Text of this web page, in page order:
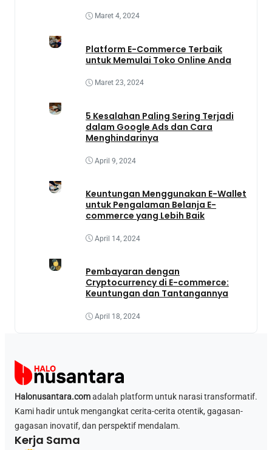
Maret 4, 2024
Platform E-Commerce Terbaik
untuk Memulai Toko Online Anda
Maret 23, 2024
5 Kesalahan Paling Sering Terjadi
dalam Google Ads dan Cara
Menghindarinya
April 9, 2024
Keuntungan Menggunakan E-Wallet
untuk Pengalaman Belanja E-
commerce yang Lebih Baik
April 14, 2024
Pembayaran dengan
Cryptocurrency di E-commerce:
Keuntungan dan Tantangannya
April 18, 2024
Halonusantara.comadalah platform untuk narasi transformatif.
Kami hadir untuk mengangkat cerita-cerita otentik, gagasan-
gagasan inovatif, dan perspektif mendalam.
Kerja Sama